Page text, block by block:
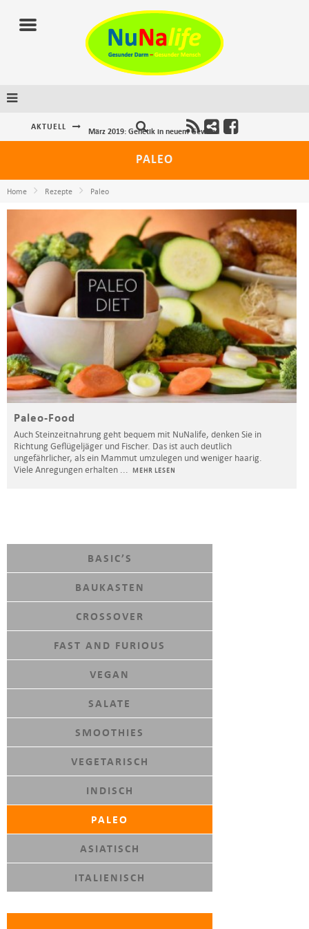
AKTUELL März 2019: Genetik in neuem Gewand
November 2018: Bauchhirn Reloaded
Juni 2019: NuNalife und Jetlag
PALEO
Home Rezepte Paleo
Paleo-Food
Auch Steinzeitnahrung geht bequem mit NuNalife, denken Sie in
Richtung Geflügeljäger und Fischer. Das ist auch deutlich
ungefährlicher, als ein Mammut umzulegen und weniger haarig.
Viele Anregungen erhalten ... MEHR LESEN
BASIC’S
BAUKASTEN
CROSSOVER
FAST AND FURIOUS
VEGAN
SALATE
SMOOTHIES
VEGETARISCH
INDISCH
PALEO
ASIATISCH
ITALIENISCH